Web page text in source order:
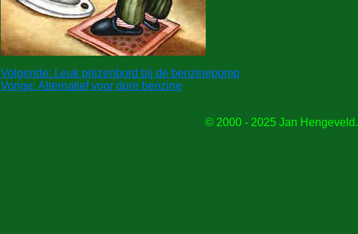
Volgende: Leuk prijzenbord bij de benzinepomp
Vorige: Alternatief voor dure benzine
© 2000 - 2025 Jan Hengeveld.